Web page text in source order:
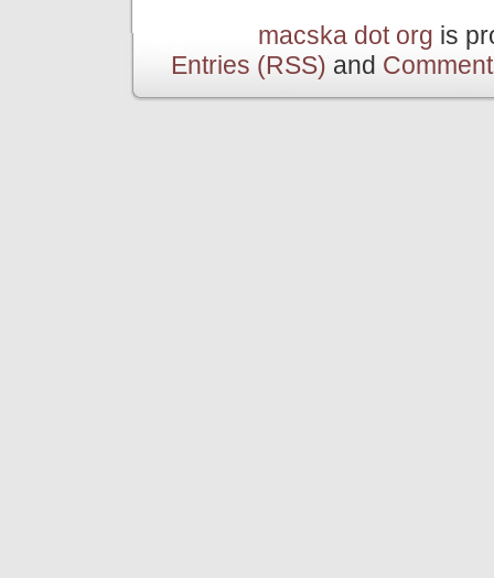
macska dot org is
Entries (RSS) and